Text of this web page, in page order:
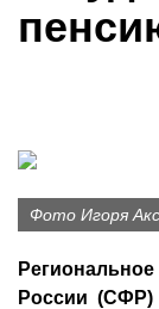
Фото Игоря
России (СФР)